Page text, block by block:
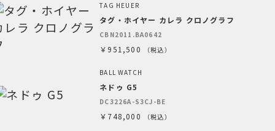
TAG HEUER
タグ・ホイヤー カレラ クロノグラフ
CBN2011.BA0642
￥951,500 （税込）
BALL WATCH
ネドゥ G5
DC3226A-S3CJ-BE
￥748,000 （税込）